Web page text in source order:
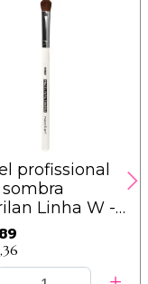
profissional
Linha W -